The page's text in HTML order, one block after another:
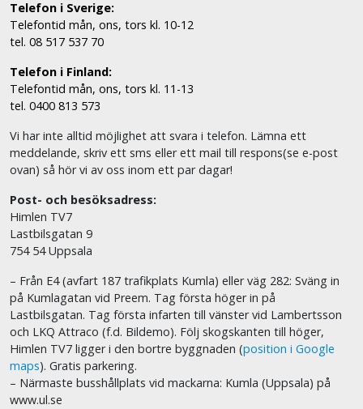
Telefon i Sverige:
Telefontid mån, ons, tors kl. 10-12
tel. 08 517 537 70
Telefon i Finland:
Telefontid mån, ons, tors kl. 11-13
tel. 0400 813 573
Vi har inte alltid möjlighet att svara i telefon. Lämna ett
meddelande, skriv ett sms eller ett mail till respons(se e-post
ovan) så hör vi av oss inom ett par dagar!
Post- och besöksadress:
Himlen TV7
Lastbilsgatan 9
754 54 Uppsala
– Från E4 (avfart 187 trafikplats Kumla) eller väg 282: Sväng in
på Kumlagatan vid Preem. Tag första höger in på
Lastbilsgatan. Tag första infarten till vänster vid Lambertsson
och LKQ Attraco (f.d. Bildemo). Följ skogskanten till höger,
Himlen TV7 ligger i den bortre byggnaden (position i Google
maps). Gratis parkering.
– Närmaste busshållplats vid mackarna: Kumla (Uppsala) på
www.ul.se